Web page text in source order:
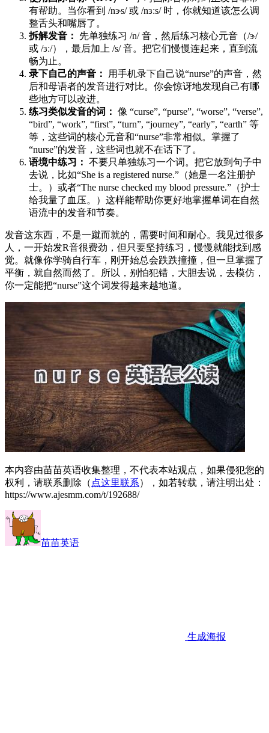
有帮助。当你看到 /nɝs/ 或 /nɜːs/ 时，你就知道该怎么调
整舌头和嘴唇了。
拆解发音：
先单独练习 /n/ 音，然后练习核心元音（/ɝ/
或 /ɜː/），最后加上 /s/ 音。把它们慢慢连起来，直到流
畅为止。
录下自己的声音：
用手机录下自己说“nurse”的声音，然
后和母语者的发音进行对比。你会惊讶地发现自己有哪
些地方可以改进。
练习类似发音的词： 像 “curse”, “purse”, “worse”, “verse”,
“bird”, “work”, “first”, “turn”, “journey”, “early”, “earth” 等
等，这些词的核心元音和“nurse”非常相似。掌握了
“nurse”的发音，这些词也就不在话下了。
语境中练习： 不要只单独练习一个词。把它放到句子中
去说，比如“She is a registered nurse.”（她是一名注册护
士。）或者“The nurse checked my blood pressure.”（护士
给我量了血压。）这样能帮助你更好地掌握单词在自然
语流中的发音和节奏。
发音这东西，不是一蹴而就的，需要时间和耐心。我见过很多
人，一开始发R音很费劲，但只要坚持练习，慢慢就能找到感
觉。就像你学骑自行车，刚开始总会跌跌撞撞，但一旦掌握了
平衡，就自然而然了。所以，别怕犯错，大胆去说，去模仿，
你一定能把“nurse”这个词发得越来越地道。
本内容由苗苗英语收集整理，不代表本站观点，如果侵犯您的
权利，请联系删除（ 点这里联系），如若转载，请注明出处：
https://www.ajesmm.com/t/192688/
苗苗英语
生成海报